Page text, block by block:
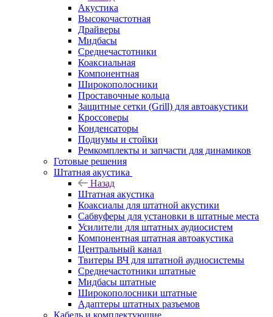
Акустика
Высокочастотная
Драйверы
Мидбасы
Среднечастотники
Коаксиальная
Компонентная
Широкополосники
Проставочные кольца
Защитные сетки (Grill) для автоакустики
Кроссоверы
Конденсаторы
Подиумы и стойки
Ремкомплекты и запчасти для динамиков
Готовые решения
Штатная акустика
Назад
Штатная акустика
Коаксиалы для штатной акустики
Сабвуферы для установки в штатные места
Усилители для штатных аудиосистем
Компонентная штатная автоакустика
Центральный канал
Твитеры ВЧ для штатной аудиосистемы
Среднечастотники штатные
Мидбасы штатные
Широкополосники штатные
Адаптеры штатных разъемов
Кабель и комплектующие